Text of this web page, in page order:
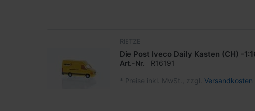
RIETZE
Die Post Iveco Daily Kasten (CH) -
Art.-Nr. R16191
* Preise inkl. MwSt., zzgl. Versandkosten